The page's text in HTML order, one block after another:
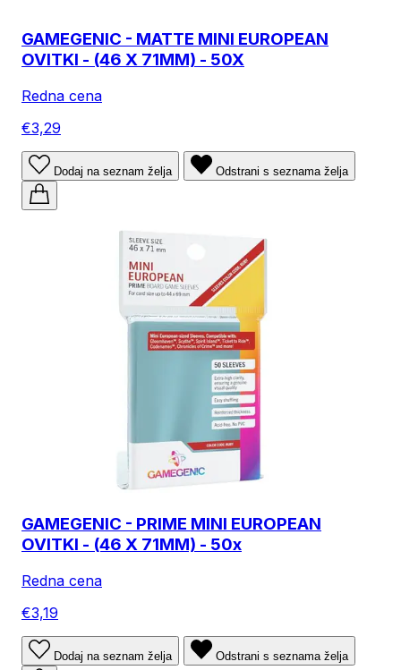
GAMEGENIC - MATTE MINI EUROPEAN
OVITKI - (46 X 71MM) - 50X
Redna cena
€3,29
Dodaj na seznam želja Odstrani s seznama želja
GAMEGENIC - PRIME MINI EUROPEAN
OVITKI - (46 X 71MM) - 50x
Redna cena
€3,19
Dodaj na seznam želja Odstrani s seznama želja